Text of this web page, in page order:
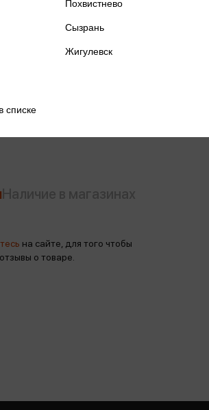
на сайте, для того чтобы
о товаре.
Похвистнево
Сызрань
Жигулевск
списке